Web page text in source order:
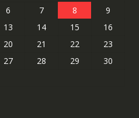
6 7 8
9
13 14 15
16
20 21 22
23
27 28 29
30